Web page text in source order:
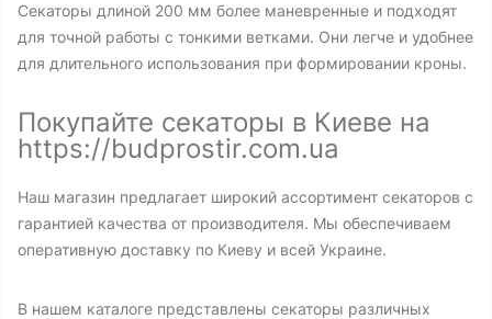
Секаторы длиной 200 мм более маневренные и подходят
для точной работы с тонкими ветками. Они легче и удобнее
для длительного использования при формировании кроны.
Покупайте секаторы в Киеве на
https://budprostir.com.ua
Наш магазин предлагает широкий ассортимент секаторов с
гарантией качества от производителя. Мы обеспечиваем
оперативную доставку по Киеву и всей Украине.
В нашем каталоге представлены секаторы различных